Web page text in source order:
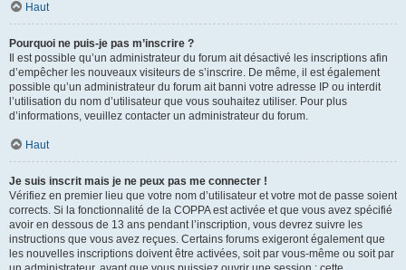
Haut
Pourquoi ne puis-je pas m’inscrire ?
Il est possible qu’un administrateur du forum ait désactivé les inscriptions afin
d’empêcher les nouveaux visiteurs de s’inscrire. De même, il est également
possible qu’un administrateur du forum ait banni votre adresse IP ou interdit
l’utilisation du nom d’utilisateur que vous souhaitez utiliser. Pour plus
d’informations, veuillez contacter un administrateur du forum.
Haut
Je suis inscrit mais je ne peux pas me connecter !
Vérifiez en premier lieu que votre nom d’utilisateur et votre mot de passe soient
corrects. Si la fonctionnalité de la COPPA est activée et que vous avez spécifié
avoir en dessous de 13 ans pendant l’inscription, vous devrez suivre les
instructions que vous avez reçues. Certains forums exigeront également que
les nouvelles inscriptions doivent être activées, soit par vous-même ou soit par